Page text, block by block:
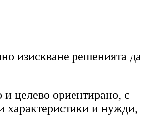
изискване решенията да
и целево ориентирано, с
характеристики и нужди,